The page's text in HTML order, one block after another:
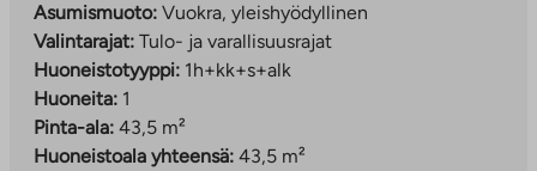
Asumismuoto: Vuokra, yleishyödyllinen
Valintarajat: Tulo- ja varallisuusrajat
Huoneistotyyppi: 1h+kk+s+alk
Huoneita: 1
Pinta-ala: 43,5 m²
Huoneistoala yhteensä: 43,5 m²